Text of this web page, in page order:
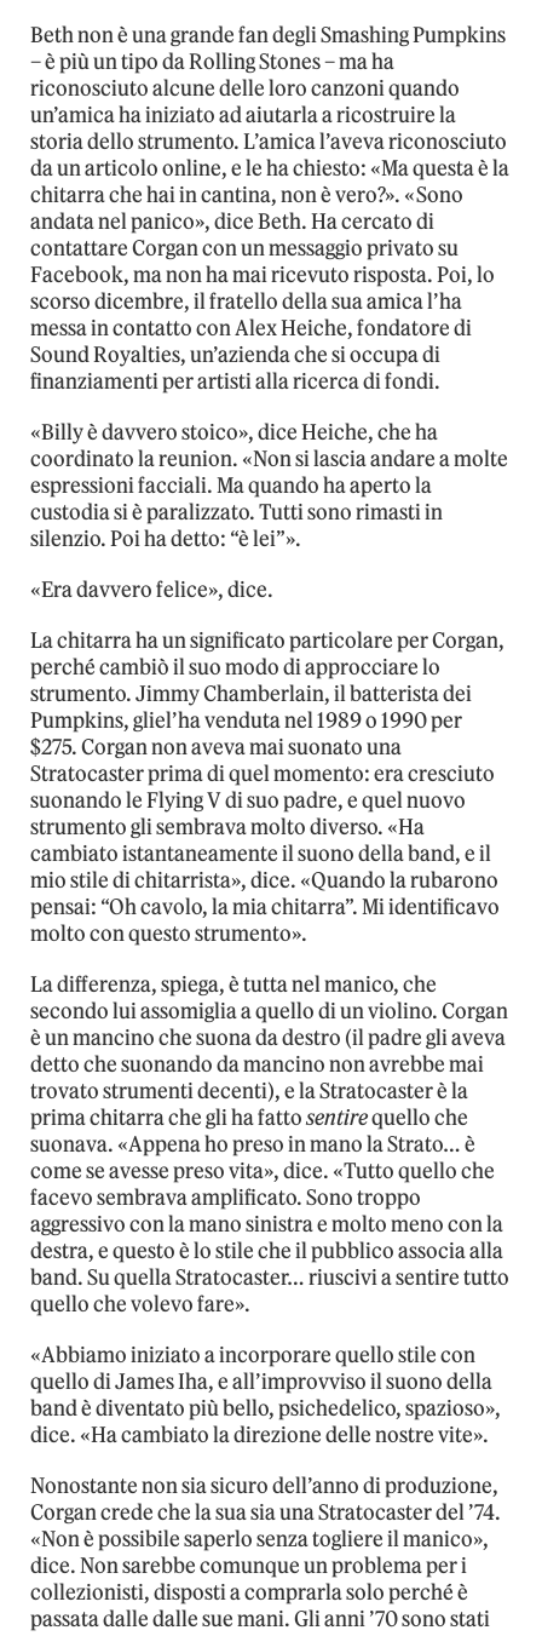
Beth non è una grande fan degli Smashing Pumpkins
– è più un tipo da Rolling Stones – ma ha
riconosciuto alcune delle loro canzoni quando
un’amica ha iniziato ad aiutarla a ricostruire la
storia dello strumento. L’amica l’aveva riconosciuto
da un articolo online, e le ha chiesto: «Ma questa è la
chitarra che hai in cantina, non è vero?». «Sono
andata nel panico», dice Beth. Ha cercato di
contattare Corgan con un messaggio privato su
Facebook, ma non ha mai ricevuto risposta. Poi, lo
scorso dicembre, il fratello della sua amica l’ha
messa in contatto con Alex Heiche, fondatore di
Sound Royalties, un’azienda che si occupa di
finanziamenti per artisti alla ricerca di fondi.
«Billy è davvero stoico», dice Heiche, che ha
coordinato la reunion. «Non si lascia andare a molte
espressioni facciali. Ma quando ha aperto la
custodia si è paralizzato. Tutti sono rimasti in
silenzio. Poi ha detto: “è lei”».
«Era davvero felice», dice.
La chitarra ha un significato particolare per Corgan,
perché cambiò il suo modo di approcciare lo
strumento. Jimmy Chamberlain, il batterista dei
Pumpkins, gliel’ha venduta nel 1989 o 1990 per
$275. Corgan non aveva mai suonato una
Stratocaster prima di quel momento: era cresciuto
suonando le Flying V di suo padre, e quel nuovo
strumento gli sembrava molto diverso. «Ha
cambiato istantaneamente il suono della band, e il
mio stile di chitarrista», dice. «Quando la rubarono
pensai: “Oh cavolo, la mia chitarra”. Mi identificavo
molto con questo strumento».
La differenza, spiega, è tutta nel manico, che
secondo lui assomiglia a quello di un violino. Corgan
è un mancino che suona da destro (il padre gli aveva
detto che suonando da mancino non avrebbe mai
trovato strumenti decenti), e la Stratocaster è la
prima chitarra che gli ha fattosentirequello che
suonava. «Appena ho preso in mano la Strato… è
come se avesse preso vita», dice. «Tutto quello che
facevo sembrava amplificato. Sono troppo
aggressivo con la mano sinistra e molto meno con la
destra, e questo è lo stile che il pubblico associa alla
band. Su quella Stratocaster… riuscivi a sentire tutto
quello che volevo fare».
«Abbiamo iniziato a incorporare quello stile con
quello di James Iha, e all’improvviso il suono della
band è diventato più bello, psichedelico, spazioso»,
dice. «Ha cambiato la direzione delle nostre vite».
Nonostante non sia sicuro dell’anno di produzione,
Corgan crede che la sua sia una Stratocaster del ’74.
«Non è possibile saperlo senza togliere il manico»,
dice. Non sarebbe comunque un problema per i
collezionisti, disposti a comprarla solo perché è
passata dalle dalle sue mani. Gli anni ’70 sono stati